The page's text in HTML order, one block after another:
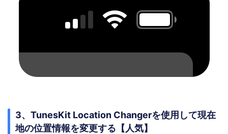
3、TunesKit Location Changerを使用して現在
地の位置情報を変更する【人気】